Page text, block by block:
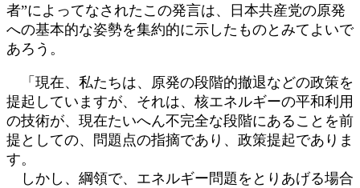
者”によってなされたこの発言は、日本共産党の原発
への基本的な姿勢を集約的に示したものとみてよいで
あろう。
「現在、私たちは、原発の段階的撤退などの政策を
提起していますが、それは、核エネルギーの平和利用
の技術が、現在たいへん不完全な段階にあることを前
提としての、問題点の指摘であり、政策提起でありま
す。
しかし、綱領で、エネルギー問題をとりあげる場合